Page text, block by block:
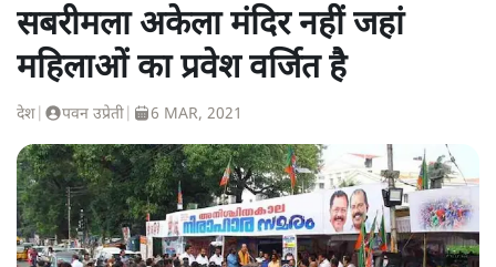
सबरीमला अकेला मंदिर नहीं जहां
महिलाओं का प्रवेश वर्जित है
देश पवन उप्रेती 6 MAR, 2021